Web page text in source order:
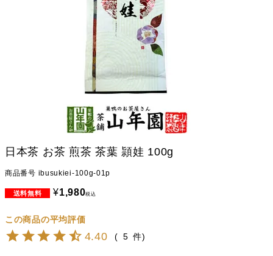
日本茶 お茶 煎茶 茶葉 頴娃 100g
商品番号 ibusukiei-100g-01p
¥1,980税込
4.40 5